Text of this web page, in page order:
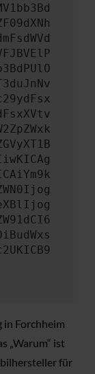
in Forchheim
„Warum“ ist
für